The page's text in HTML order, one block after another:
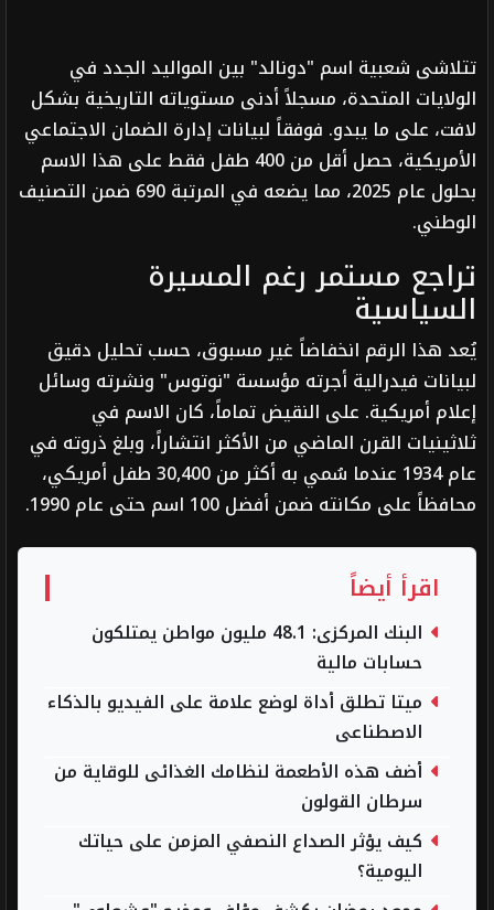
تتلاشى شعبية اسم "دونالد" بين المواليد الجدد في
الولايات المتحدة، مسجلاً أدنى مستوياته التاريخية بشكل
لافت، على ما يبدو. فوفقاً لبيانات إدارة الضمان الاجتماعي
الأمريكية، حصل أقل من 400 طفل فقط على هذا الاسم
بحلول عام 2025، مما يضعه في المرتبة 690 ضمن التصنيف
الوطني.
تراجع مستمر رغم المسيرة
السياسية
يُعد هذا الرقم انخفاضاً غير مسبوق، حسب تحليل دقيق
لبيانات فيدرالية أجرته مؤسسة "نوتوس" ونشرته وسائل
إعلام أمريكية. على النقيض تماماً، كان الاسم في
ثلاثينيات القرن الماضي من الأكثر انتشاراً، وبلغ ذروته في
عام 1934 عندما سُمي به أكثر من 30,400 طفل أمريكي،
محافظاً على مكانته ضمن أفضل 100 اسم حتى عام 1990.
اقرأ أيضاً
البنك المركزى: 48.1 مليون مواطن يمتلكون
حسابات مالية
ميتا تطلق أداة لوضع علامة على الفيديو بالذكاء
الاصطناعى
أضف هذه الأطعمة لنظامك الغذائى للوقاية من
سرطان القولون
كيف يؤثر الصداع النصفي المزمن على حياتك
اليومية؟